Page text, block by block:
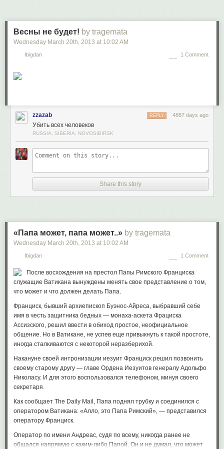
Весны не будет! by tragemata
Wednesday March 20th, 2013 at 10:02 AM
Ibigdan 1 Comment
zzazab 4887 days ago
REPLY
Убить всех человеков
RUSSIA, SIBERIA, NOVOSIBIRSK
Share this story
«Папа может, папа может..» by tragemata
Wednesday March 20th, 2013 at 10:02 AM
Ibigdan 1 Comment
После восхождения на престол Папы Римского Франциска
служащие Ватикана вынуждены менять свое представление о том,
что может и что должен делать Папа.
Франциск, бывший архиепископ Буэнос-Айреса, выбравший себе
имя в честь защитника бедных — монаха-аскета Фрациска
Ассизского, решил ввести в обиход простое, неофициальное
общение. Но в Ватикане, не успев еще привыкнуть к такой простоте,
иногда сталкиваются с некоторой неразберихой.
Накануне своей интронизации иезуит Франциск решил позвонить
своему старому другу — главе Ордена Иезуитов генералу Адольфо
Николасу. И для этого воспользовался телефоном, минуя своего
секретаря.
Как сообщает The Daily Mail, Папа поднял трубку и соединился с
оператором Ватикана: «Алло, это Папа Римский», — представился
оператору Франциск.
Оператор по имени Андреас, судя по всему, никогда ранее не
общался напрямую с каким-либо Папой. Он и не думал, что может